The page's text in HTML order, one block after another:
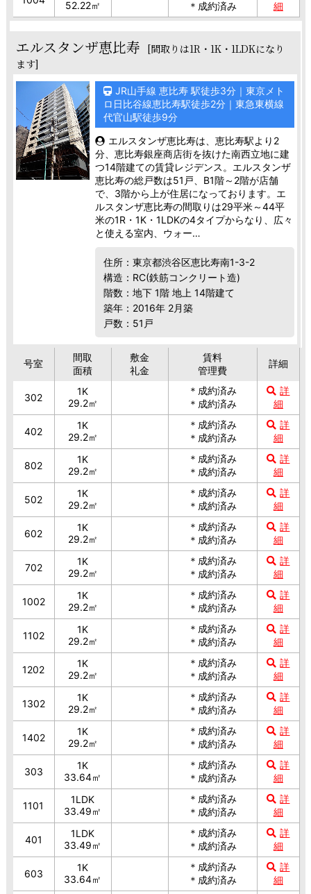
52.22㎡ ＊成約済み 細
エルスタンザ恵比寿 [間取りは1R・1K・1LDKになり
ます]
JR山手線 恵比寿 駅徒歩3分｜東京メト
ロ日比谷線恵比寿駅徒歩2分｜東急東横線
代官山駅徒歩9分
エルスタンザ恵比寿は、恵比寿駅より2
分、恵比寿銀座商店街を抜けた南西立地に建
つ14階建ての賃貸レジデンス。エルスタンザ
恵比寿の総戸数は51戸、B1階～2階が店舗
で、3階から上が住居になっております。エ
ルスタンザ恵比寿の間取りは29平米～44平
米の1R・1K・1LDKの4タイプからなり、広々
と使える室内、ウォー…
住所：東京都渋谷区恵比寿南1-3-2
構造：RC(鉄筋コンクリート造)
階数：地下 1階 地上 14階建て
築年：2016年 2月築
戸数：51戸
号室
間取
面積
敷金
礼金
賃料
管理費
詳細
302
1K
29.2㎡
＊成約済み
＊成約済み
詳
細
402
1K
29.2㎡
＊成約済み
＊成約済み
詳
細
802
1K
29.2㎡
＊成約済み
＊成約済み
詳
細
502
1K
29.2㎡
＊成約済み
＊成約済み
詳
細
602
1K
29.2㎡
＊成約済み
＊成約済み
詳
細
702
1K
29.2㎡
＊成約済み
＊成約済み
詳
細
1002
1K
29.2㎡
＊成約済み
＊成約済み
詳
細
1102
1K
29.2㎡
＊成約済み
＊成約済み
詳
細
1202
1K
29.2㎡
＊成約済み
＊成約済み
詳
細
1302
1K
29.2㎡
＊成約済み
＊成約済み
詳
細
1402
1K
29.2㎡
＊成約済み
＊成約済み
詳
細
303
1K
33.64㎡
＊成約済み
＊成約済み
詳
細
1101
1LDK
33.49㎡
＊成約済み
＊成約済み
詳
細
401
1LDK
33.49㎡
＊成約済み
＊成約済み
詳
細
603
1K
33.64㎡
＊成約済み
＊成約済み
詳
細